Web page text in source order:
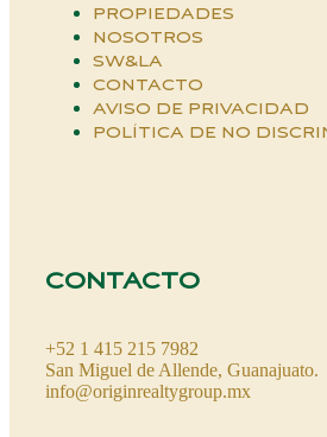
PROPIEDADES
NOSOTROS
SW&LA
CONTACTO
AVISO DE PRIVACIDAD
POLÍTICA DE NO
CONTACTO
+52 1 415 215 7982
San Miguel de Allende, Guanajuato.
info@originrealtygroup.mx